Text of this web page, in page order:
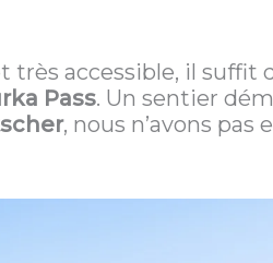
accessible, il suffit
Pass. Un sentier
, nous n’avons pas